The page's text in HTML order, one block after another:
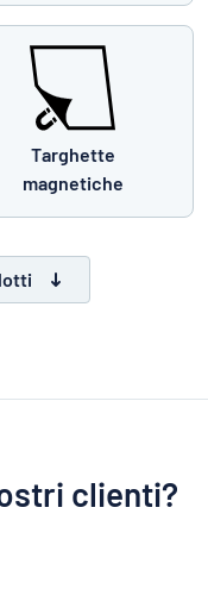
Targhette
magnetiche
clienti?